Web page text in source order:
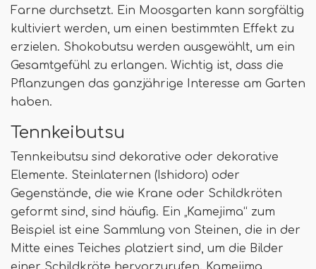
Farne durchsetzt. Ein Moosgarten kann sorgfältig
kultiviert werden, um einen bestimmten Effekt zu
erzielen. Shokobutsu werden ausgewählt, um ein
Gesamtgefühl zu erlangen. Wichtig ist, dass die
Pflanzungen das ganzjährige Interesse am Garten
haben.
Tennkeibutsu
Tennkeibutsu sind dekorative oder dekorative
Elemente. Steinlaternen (Ishidoro) oder
Gegenstände, die wie Krane oder Schildkröten
geformt sind, sind häufig. Ein „Kamejima“ zum
Beispiel ist eine Sammlung von Steinen, die in der
Mitte eines Teiches platziert sind, um die Bilder